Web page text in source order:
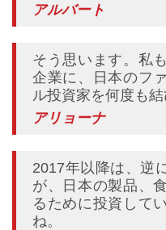
アルバート
そう思います。私
企業に、日本のフ
ル投資家を何度も結
アリョーナ
2017年以降は、逆
が、日本の製品、
るために投資して
ね。